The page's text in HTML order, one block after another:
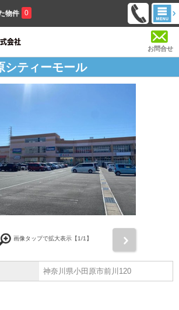
物件 0
お問合せ
シティーモール
画像タップで拡大表示【1/1】
神奈川県小田原市前川120